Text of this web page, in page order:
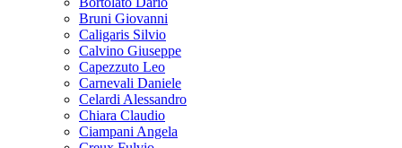
Bruni Giovanni
Caligaris Silvio
Calvino Giuseppe
Capezzuto Leo
Carnevali Daniele
Celardi Alessandro
Chiara Claudio
Ciampani Angela